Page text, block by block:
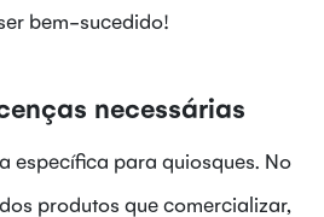
bem-sucedido!
necessárias
específica para quiosques. No
produtos que comercializar,